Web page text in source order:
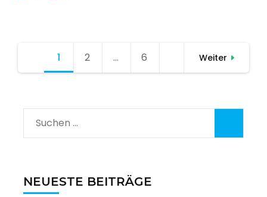
Seitennummerierung
1 Seite
2 … Seite
6 Weiter
Suchen
nach:
NEUESTE BEITRÄGE